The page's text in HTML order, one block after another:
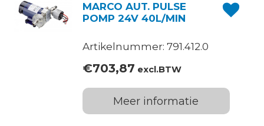
MARCO AUT. PULSE
POMP 24V 40L/MIN
Artikelnummer: 791.412.0
€703,87 excl.BTW
Meer informatie